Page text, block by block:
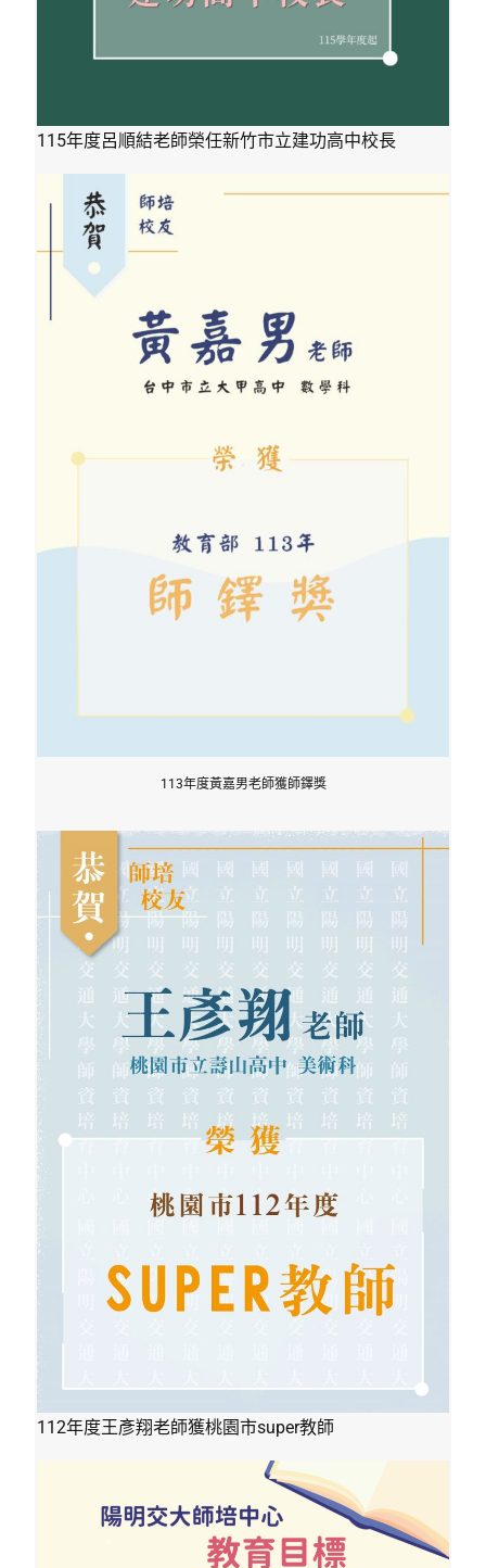
115年度呂順結老師榮任新竹市立建功高中校長
113年度黃嘉男老師獲師鐸獎
112年度王彥翔老師獲桃園市super教師